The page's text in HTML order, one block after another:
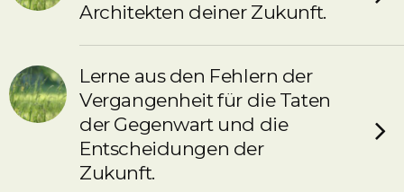
Architekten deiner Zukunft.
Lerne aus den Fehlern der
Vergangenheit für die Taten
der Gegenwart und die
Entscheidungen der
Zukunft.